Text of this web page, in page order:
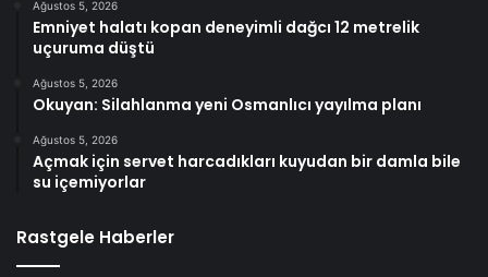
Ağustos 5, 2026
Emniyet halatı kopan deneyimli dağcı 12 metrelik
uçuruma düştü
Ağustos 5, 2026
Okuyan: Silahlanma yeni Osmanlıcı yayılma planı
Ağustos 5, 2026
Açmak için servet harcadıkları kuyudan bir damla bile
su içemiyorlar
Rastgele Haberler